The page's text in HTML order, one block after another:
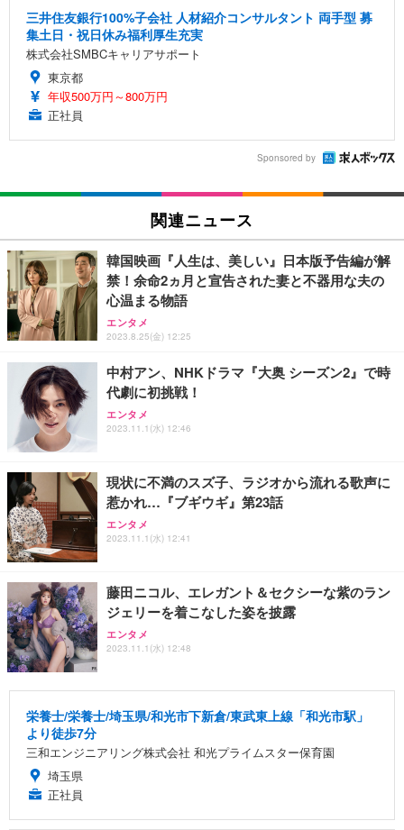
三井住友銀行100%子会社 人材紹介コンサルタント 両手型 募
集土日・祝日休み福利厚生充実
株式会社SMBCキャリアサポート
東京都
年収500万円～800万円
正社員
Sponsored by
関連ニュース
韓国映画『人生は、美しい』日本版予告編が解
禁！余命2ヵ月と宣告された妻と不器用な夫の
心温まる物語
エンタメ
2023.8.25(金) 12:25
中村アン、NHKドラマ『大奥 シーズン2』で時
代劇に初挑戦！
エンタメ
2023.11.1(水) 12:46
現状に不満のスズ子、ラジオから流れる歌声に
惹かれ…『ブギウギ』第23話
エンタメ
2023.11.1(水) 12:41
藤田ニコル、エレガント＆セクシーな紫のラン
ジェリーを着こなした姿を披露
エンタメ
2023.11.1(水) 12:48
栄養士/栄養士/埼玉県/和光市下新倉/東武東上線「和光市駅」
より徒歩7分
三和エンジニアリング株式会社 和光プライムスター保育園
埼玉県
正社員